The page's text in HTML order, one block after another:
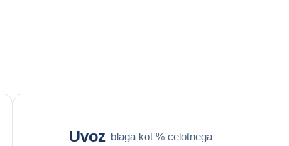
Uvoz blaga kot % celotnega